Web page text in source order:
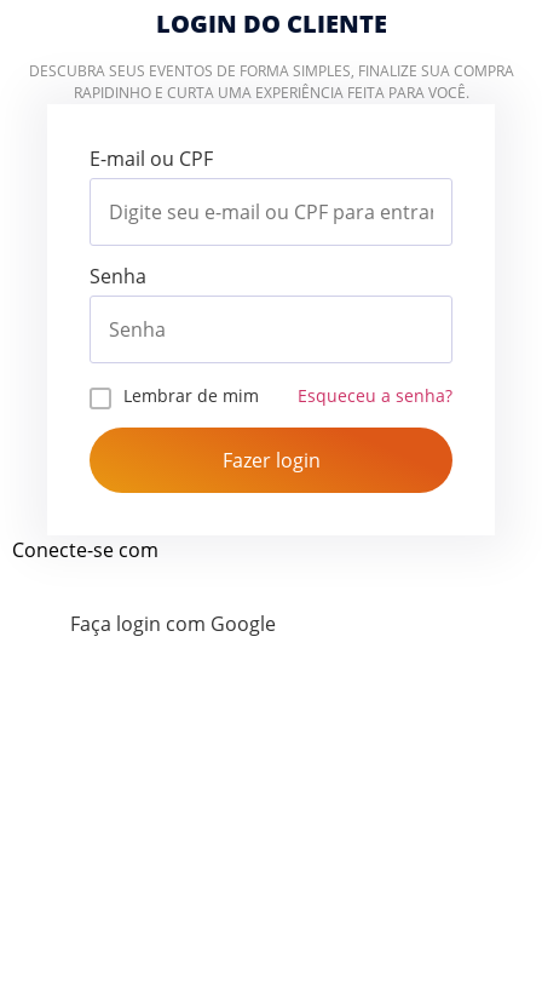
LOGIN DO CLIENTE
DESCUBRA SEUS EVENTOS DE FORMA SIMPLES, FINALIZE SUA COMPRA
RAPIDINHO E CURTA UMA EXPERIÊNCIA FEITA PARA VOCÊ.
E-mail ou CPF
Senha
Lembrar de mim Esqueceu a senha?
Fazer login
Conecte-se com
Faça login com Google